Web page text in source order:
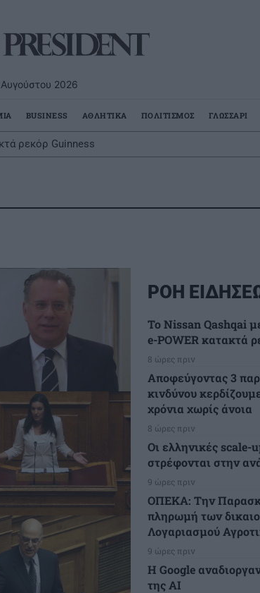
2026
BUSINESS ΑΘΛΗΤΙΚΑ ΠΟΛΙΤΙΣΜΟΣ ΓΛΩΣΣΑΡΙ
ρεκόρ Guinness
επιπλέον χρόνια χωρίς άνοια
ΡΟΗ
Το Nissan Qashqai
e-POWER κατακτά
8 ώρες πριν
Αποφεύγοντας 3
κινδύνου
χρόνια χωρίς άνοια
8 ώρες πριν
Οι ελληνικές scale-
στρέφονται στην
9 ώρες πριν
ΟΠΕΚΑ: Την
πληρωμή των
Λογαριασμού
9 ώρες πριν
H Google
της AI